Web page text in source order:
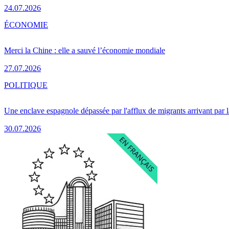
24.07.2026
Merci la Chine : elle a sauvé l’économie mondiale
27.07.2026
ÉCONOMIE
Une enclave espagnole dépassée par l'afflux de migrants arrivant par
30.07.2026
POLITIQUE